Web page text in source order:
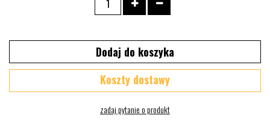
Dodaj do koszyka
Koszty dostawy